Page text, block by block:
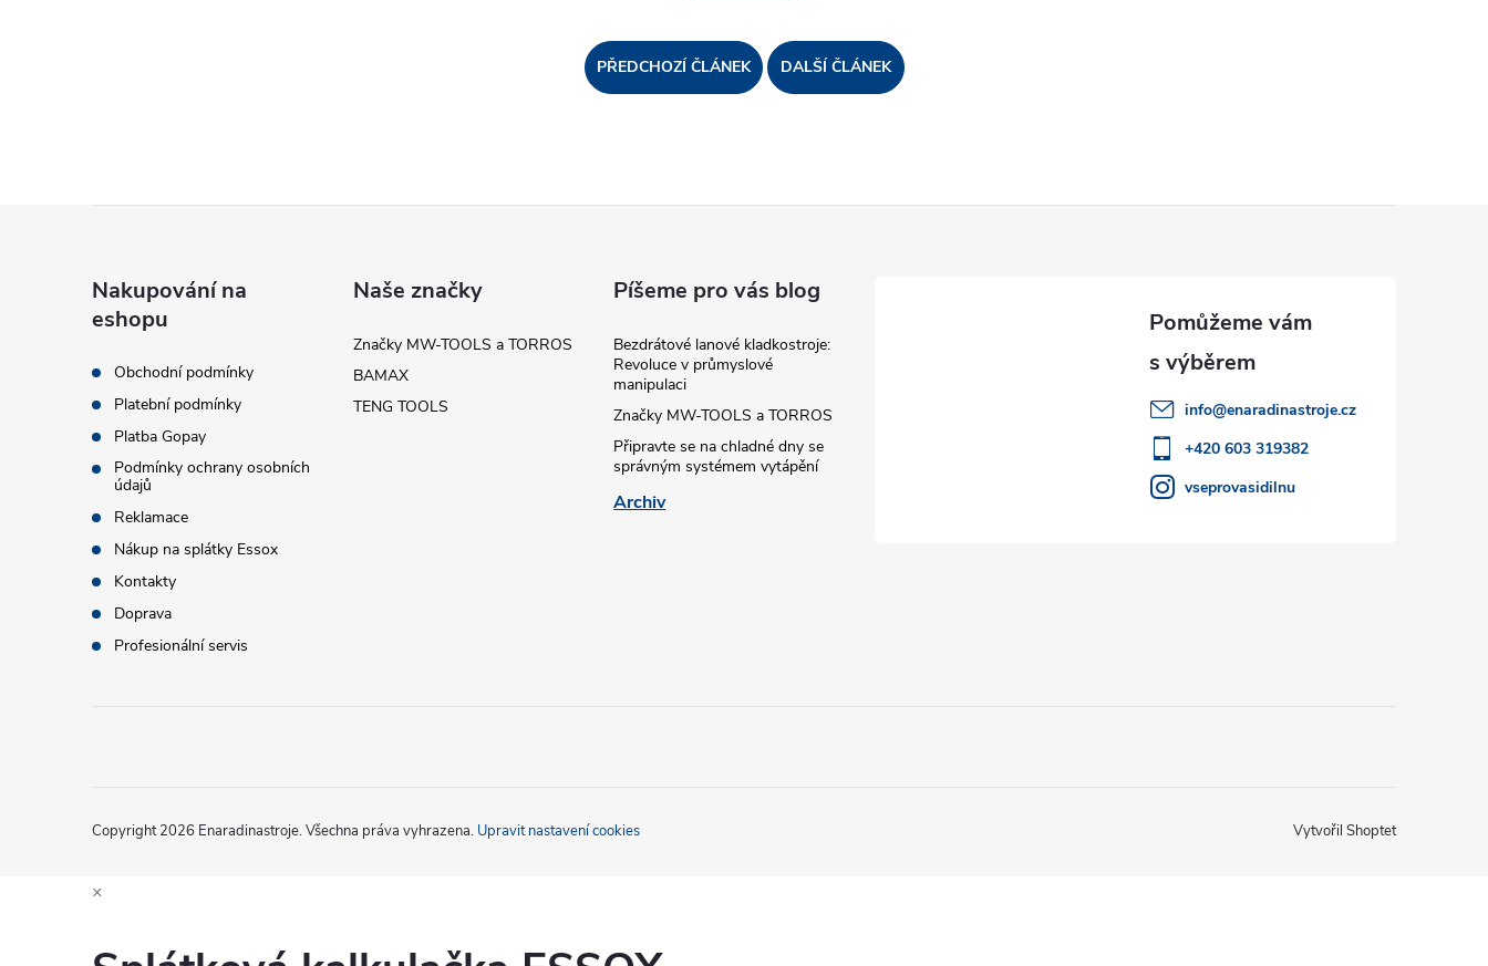
PŘEDCHOZÍ ČLÁNEK DALŠÍ ČLÁNEK
Nakupování na
eshopu
Obchodní podmínky
Platební podmínky
Platba Gopay
Podmínky ochrany osobních
údajů
Reklamace
Nákup na splátky Essox
Kontakty
Doprava
Profesionální servis
Naše značky
Značky MW-TOOLS a TORROS
BAMAX
TENG TOOLS
Píšeme pro vás blog
Bezdrátové lanové kladkostroje:
Revoluce v průmyslové
manipulaci
Značky MW-TOOLS a TORROS
Připravte se na chladné dny se
správným systémem vytápění
Archiv
info@enaradinastroje.cz
+420 603 319382
vseprovasidilnu
Vytvořil Shoptet
Copyright 2026 Enaradinastroje. Všechna práva vyhrazena. Upravit nastavení cookies
×